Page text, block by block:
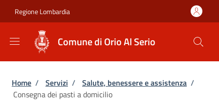
Regione Lombardia
Comune di Orio Al Serio
Briciole di pane
Home / Servizi / Salute, benessere e assistenza /
Consegna dei pasti a domicilio